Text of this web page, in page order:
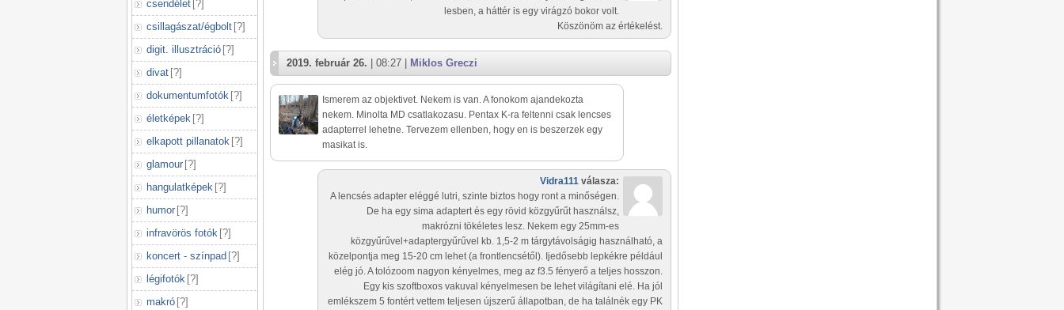
csendélet [?]
csillagászat/égbolt [?]
digit. illusztráció [?]
divat [?]
dokumentumfotók [?]
életképek [?]
elkapott pillanatok [?]
glamour [?]
hangulatképek [?]
humor [?]
infravörös fotók [?]
koncert - színpad [?]
légifotók [?]
makró [?]
lesben, a háttér is egy virágzó bokor volt.
Köszönöm az értékelést.
2019. február 26. | 08:27 | Miklos Greczi
Ismerem az objektivet. Nekem is van. A fonokom ajandekozta
nekem. Minolta MD csatlakozasu. Pentax K-ra feltenni csak lencses
adapterrel lehetne. Tervezem ellenben, hogy en is beszerzek egy
masikat is.
Vidra111 válasza:
A lencsés adapter eléggé lutri, szinte biztos hogy ront a minőségen.
De ha egy sima adaptert és egy rövid közgyűrűt használsz,
makrózni tökéletes lesz. Nekem egy 25mm-es
közgyűrűvel+adaptergyűrűvel kb. 1,5-2 m tárgytávolságig használható, a
közelpontja meg 15-20 cm lehet (a frontlencsétől). Ijedősebb lepkékre például
elég jó. A tolózoom nagyon kényelmes, meg az f3.5 fényerő a teljes hosszon.
Egy kis szoftboxos vakuval kényelmesen be lehet világítani elé. Ha jól
emlékszem 5 fontért vettem teljesen újszerű állapotban, de ha találnék egy PK